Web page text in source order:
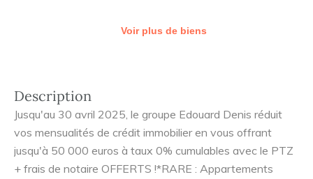
Voir plus de biens
Description
Jusqu'au 30 avril 2025, le groupe Edouard Denis réduit
vos mensualités de crédit immobilier en vous offrant
jusqu'à 50 000 euros à taux 0% cumulables avec le PTZ
+ frais de notaire OFFERTS !*RARE : Appartements